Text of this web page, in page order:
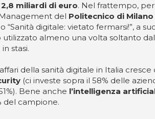
2,8 miliardi di euro. Nel frattempo,
del Politecnico di Milano
“Sanità digitale: vietato fermarsi!”, a
utilizzato almeno una volta soltanto dal
stasi.
della sanità digitale in Italia cresce
(ci investe sopra il 58% delle
Bene anche l’intelligenza
del campione.